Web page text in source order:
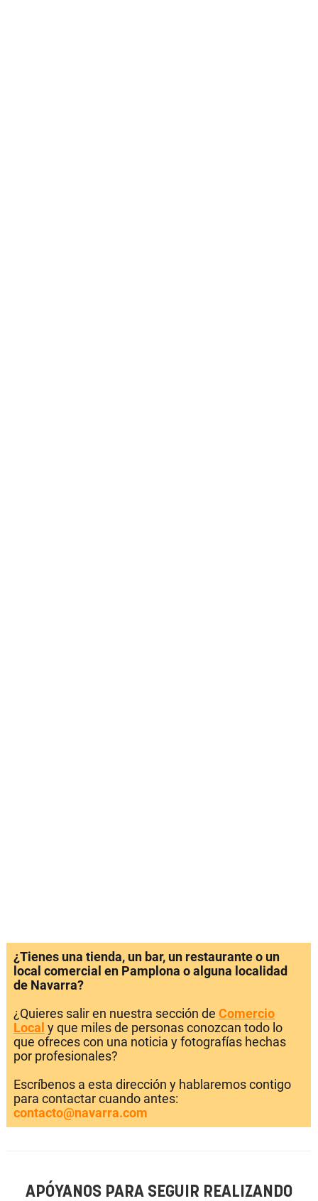
¿Tienes una tienda, un bar, un restaurante o un
local comercial en Pamplona o alguna localidad
de Navarra?
¿Quieres salir en nuestra sección de Comercio
Local y que miles de personas conozcan todo lo
que ofreces con una noticia y fotografías hechas
por profesionales?
Escríbenos a esta dirección y hablaremos contigo
para contactar cuando antes:
contacto@navarra.com
APÓYANOS PARA SEGUIR REALIZANDO